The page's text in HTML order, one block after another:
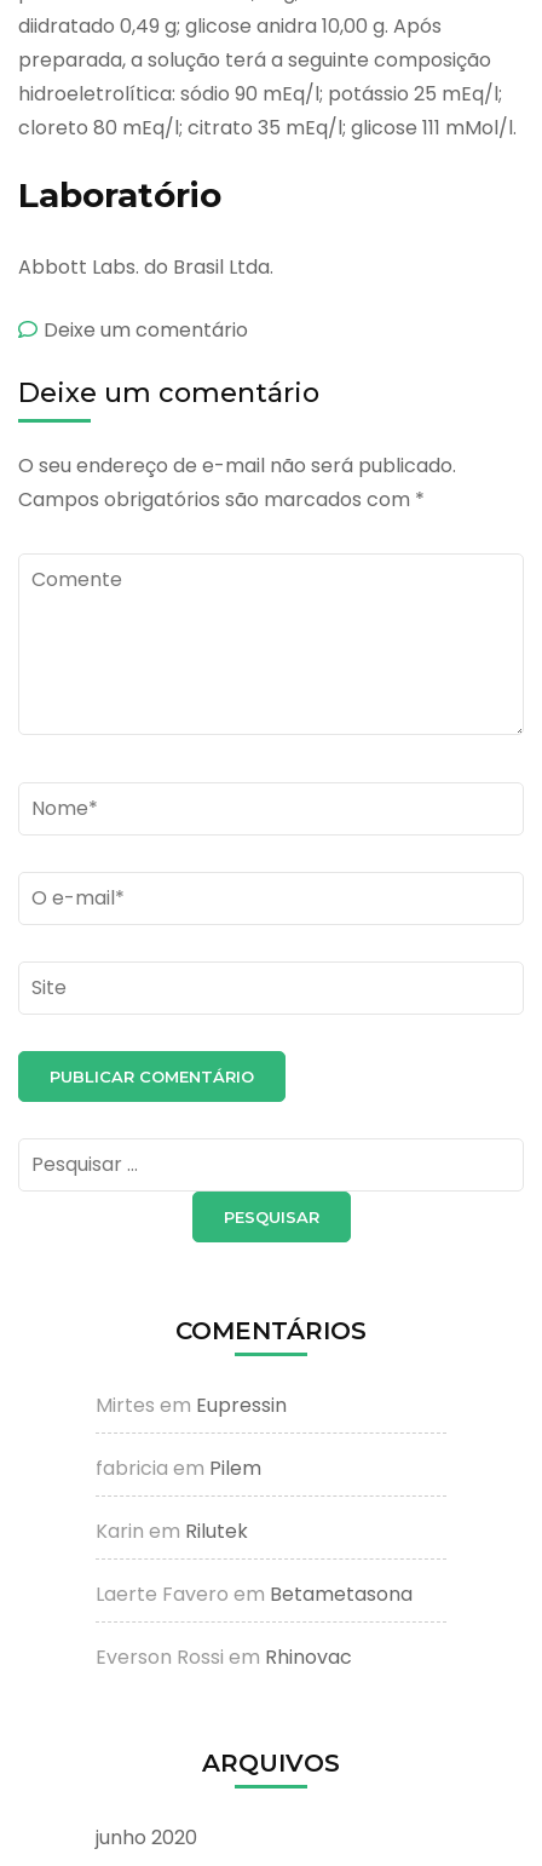
diidratado 0,49 g; glicose anidra 10,00 g. Após
preparada, a solução terá a seguinte composição
hidroeletrolítica: sódio 90 mEq/l; potássio 25 mEq/l;
cloreto 80 mEq/l; citrato 35 mEq/l; glicose 111 mMol/l.
Laboratório
Abbott Labs. do Brasil Ltda.
Deixe um comentário
Pó
Deixe um comentário
O seu endereço de e-mail não será publicado.
Campos obrigatórios são marcados com *
Comente
Name*
Email *
Site
Pesquisar
por:
COMENTÁRIOS
Mirtes em Eupressin
fabricia em Pilem
Karin em Rilutek
Laerte Favero em Betametasona
Everson Rossi em Rhinovac
ARQUIVOS
junho 2020